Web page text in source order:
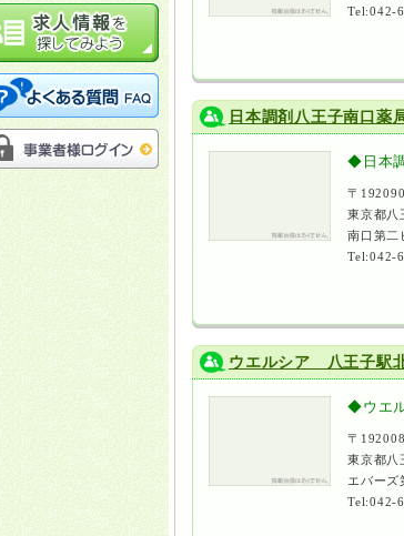
Tel:042-
日本調剤八王子南口薬
◆日本
〒
東京都八
南口第二
Tel:042-
ウエルシア 八王子駅
◆ウエ
〒
東京都八
エバーズ
Tel:042-